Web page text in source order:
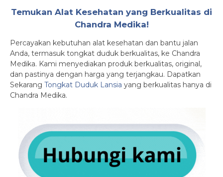
Temukan Alat Kesehatan yang Berkualitas di
Chandra Medika!
Percayakan kebutuhan alat kesehatan dan bantu jalan
Anda, termasuk tongkat duduk berkualitas, ke Chandra
Medika. Kami menyediakan produk berkualitas, original,
dan pastinya dengan harga yang terjangkau. Dapatkan
Sekarang Tongkat Duduk Lansia yang berkualitas hanya di
Chandra Medika.